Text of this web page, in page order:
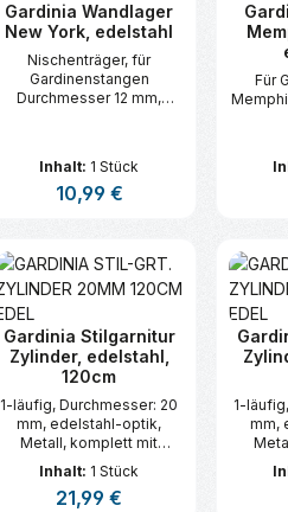
Gardinia Wandlager
New York, edelstahl
Nischenträger, für
Gardinenstangen
Durchmesser 12 mm,
Inhalt: 1 Stück
Regulärer Preis:
10,99 €
Produkt Anzahl:
Für
Gardinia Stilgarnitur
Zylinder, edelstahl,
120cm
1-läufig, Durchmesser: 20
mm, edelstahl-optik,
Metall, komplett mit
Metall-Endstücken, -
Trägern, -Ringen mit
Faltenlegehaken und
Inhalt: 1 Stück
Regulärer Preis:
21,99 €
1-
mm,